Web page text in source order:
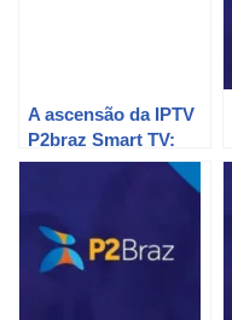
A ascensão da IPTV
P2braz Smart TV:
uma revolução na